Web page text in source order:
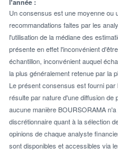
l'année :
Un consensus est une moyenne ou
recommandations faites par les
l'utilisation de la médiane des
présente en effet l'inconvénient
échantillon, inconvénient auquel
la plus généralement retenue par la
Le présent consensus est fourni
résulte par nature d'une diffusion de
aucune manière BOURSORAMA
discrétionnaire quant à la sélection
opinions de chaque analyste
sont disponibles et accessibles via